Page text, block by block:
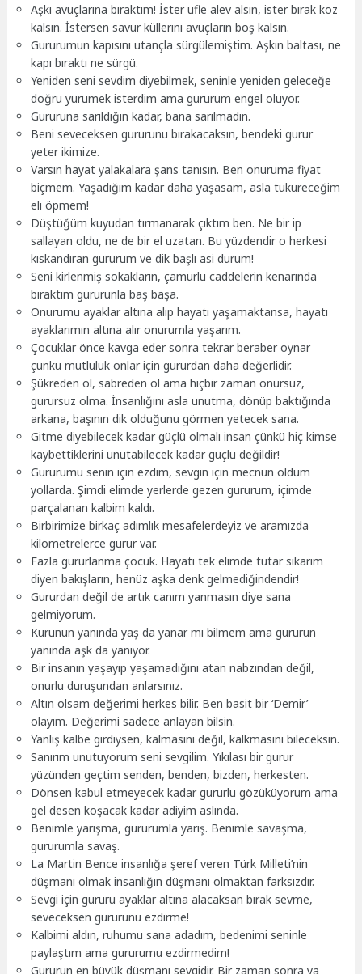
Aşkı avuçlarına bıraktım! İster üfle alev alsın, ister bırak köz
kalsın. İstersen savur küllerini avuçların boş kalsın.
Gururumun kapısını utançla sürgülemiştim. Aşkın baltası, ne
kapı bıraktı ne sürgü.
Yeniden seni sevdim diyebilmek, seninle yeniden geleceğe
doğru yürümek isterdim ama gururum engel oluyor.
Gururuna sarıldığın kadar, bana sarılmadın.
Beni seveceksen gururunu bırakacaksın, bendeki gurur
yeter ikimize.
Varsın hayat yalakalara şans tanısın. Ben onuruma fiyat
biçmem. Yaşadığım kadar daha yaşasam, asla tüküreceğim
eli öpmem!
Düştüğüm kuyudan tırmanarak çıktım ben. Ne bir ip
sallayan oldu, ne de bir el uzatan. Bu yüzdendir o herkesi
kıskandıran gururum ve dik başlı asi durum!
Seni kirlenmiş sokakların, çamurlu caddelerin kenarında
bıraktım gururunla baş başa.
Onurumu ayaklar altına alıp hayatı yaşamaktansa, hayatı
ayaklarımın altına alır onurumla yaşarım.
Çocuklar önce kavga eder sonra tekrar beraber oynar
çünkü mutluluk onlar için gururdan daha değerlidir.
Şükreden ol, sabreden ol ama hiçbir zaman onursuz,
gurursuz olma. İnsanlığını asla unutma, dönüp baktığında
arkana, başının dik olduğunu görmen yetecek sana.
Gitme diyebilecek kadar güçlü olmalı insan çünkü hiç kimse
kaybettiklerini unutabilecek kadar güçlü değildir!
Gururumu senin için ezdim, sevgin için mecnun oldum
yollarda. Şimdi elimde yerlerde gezen gururum, içimde
parçalanan kalbim kaldı.
Birbirimize birkaç adımlık mesafelerdeyiz ve aramızda
kilometrelerce gurur var.
Fazla gururlanma çocuk. Hayatı tek elimde tutar sıkarım
diyen bakışların, henüz aşka denk gelmediğindendir!
Gururdan değil de artık canım yanmasın diye sana
gelmiyorum.
Kurunun yanında yaş da yanar mı bilmem ama gururun
yanında aşk da yanıyor.
Bir insanın yaşayıp yaşamadığını atan nabzından değil,
onurlu duruşundan anlarsınız.
Altın olsam değerimi herkes bilir. Ben basit bir ‘Demir’
olayım. Değerimi sadece anlayan bilsin.
Yanlış kalbe girdiysen, kalmasını değil, kalkmasını bileceksin.
Sanırım unutuyorum seni sevgilim. Yıkılası bir gurur
yüzünden geçtim senden, benden, bizden, herkesten.
Dönsen kabul etmeyecek kadar gururlu gözüküyorum ama
gel desen koşacak kadar adiyim aslında.
Benimle yarışma, gururumla yarış. Benimle savaşma,
gururumla savaş.
La Martin Bence insanlığa şeref veren Türk Milleti’nin
düşmanı olmak insanlığın düşmanı olmaktan farksızdır.
Sevgi için gururu ayaklar altına alacaksan bırak sevme,
seveceksen gururunu ezdirme!
Kalbimi aldın, ruhumu sana adadım, bedenimi seninle
paylaştım ama gururumu ezdirmedim!
Gururun en büyük düşmanı sevgidir. Bir zaman sonra ya